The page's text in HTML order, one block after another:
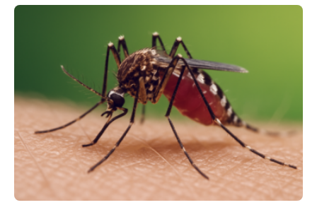
Grünalgen, die vor Hunderten von Millionen Jahren
lebten. Unter den Vorfahren sticht eine Gruppe heraus,
die noch heute in der Natur vorkommt: die
Süßwasseralge Coleochaetophyceae. Einige Arten
dieser Gruppe bilden aus Zellfäden dichte Geflechte
mit scheibenförmiger Gestalt. Was auffällig ist: Die
nächsten…